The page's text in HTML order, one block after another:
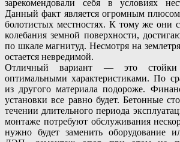
зарекомендовали себя в условиях
Данный факт является огромным
болотистых местностях. К тому же они
колебания земной поверхности,
по шкале магнитуд. Несмотря на
остается невредимой.
Отличный вариант — это
оптимальными характеристиками. По
из другого материала подороже.
установки все равно будет. Бетонные
течении длительного периода
монтаже потребуют обслуживания
нужно будет заменить оборудование